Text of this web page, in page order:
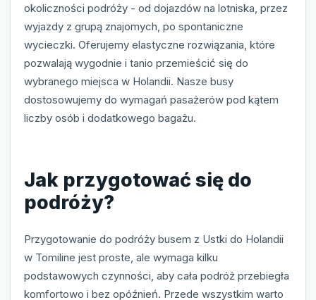
okoliczności podróży - od dojazdów na lotniska, przez
wyjazdy z grupą znajomych, po spontaniczne
wycieczki. Oferujemy elastyczne rozwiązania, które
pozwalają wygodnie i tanio przemieścić się do
wybranego miejsca w Holandii. Nasze busy
dostosowujemy do wymagań pasażerów pod kątem
liczby osób i dodatkowego bagażu.
Jak przygotować się do
podróży?
Przygotowanie do podróży busem z Ustki do Holandii
w Tomiline jest proste, ale wymaga kilku
podstawowych czynności, aby cała podróż przebiegła
komfortowo i bez opóźnień. Przede wszystkim warto